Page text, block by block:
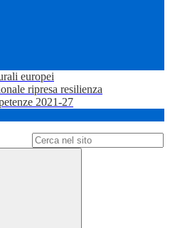
europei
ripresa resilienza
2021-27